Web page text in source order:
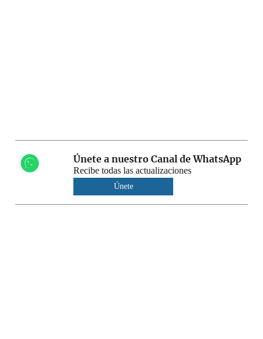
Únete a nuestro Canal de WhatsApp
Recibe todas las actualizaciones
Únete